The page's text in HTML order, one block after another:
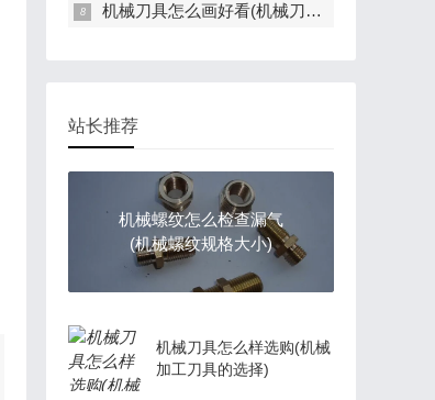
机械刀具怎么画好看(机械刀具怎么画好看视频)
站长推荐
机械螺纹怎么检查漏气
(机械螺纹规格大小)
机械刀具怎么样选购(机械
加工刀具的选择)